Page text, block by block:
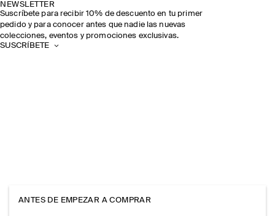
NEWSLETTER
Suscríbete para recibir 10% de descuento en tu primer
pedido y para conocer antes que nadie las nuevas
colecciones, eventos y promociones exclusivas.
SUSCRÍBETE
ANTES DE EMPEZAR A COMPRAR